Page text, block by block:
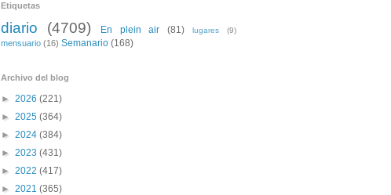
Etiquetas
diario (4709) En plein air (81) lugares (9)
mensuario (16) Semanario (168)
Archivo del blog
► 2026 (221)
► 2025 (364)
► 2024 (384)
► 2023 (431)
► 2022 (417)
► 2021 (365)